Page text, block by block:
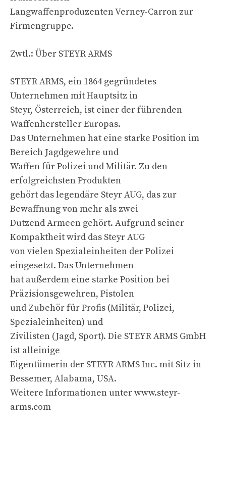
Langwaffenproduzenten Verney-Carron zur
Firmengruppe.
Zwtl.: Über STEYR ARMS
STEYR ARMS, ein 1864 gegründetes
Unternehmen mit Hauptsitz in
Steyr, Österreich, ist einer der führenden
Waffenhersteller Europas.
Das Unternehmen hat eine starke Position im
Bereich Jagdgewehre und
Waffen für Polizei und Militär. Zu den
erfolgreichsten Produkten
gehört das legendäre Steyr AUG, das zur
Bewaffnung von mehr als zwei
Dutzend Armeen gehört. Aufgrund seiner
Kompaktheit wird das Steyr AUG
von vielen Spezialeinheiten der Polizei
eingesetzt. Das Unternehmen
hat außerdem eine starke Position bei
Präzisionsgewehren, Pistolen
und Zubehör für Profis (Militär, Polizei,
Spezialeinheiten) und
Zivilisten (Jagd, Sport). Die STEYR ARMS GmbH
ist alleinige
Eigentümerin der STEYR ARMS Inc. mit Sitz in
Bessemer, Alabama, USA.
Weitere Informationen unter www.steyr-
arms.com